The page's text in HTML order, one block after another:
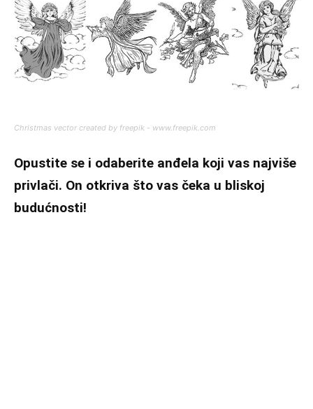
Christmas vector created by freepik - www.freepik.com
Opustite se i odaberite anđela koji vas najviše
privlači. On otkriva što vas čeka u bliskoj
budućnosti!